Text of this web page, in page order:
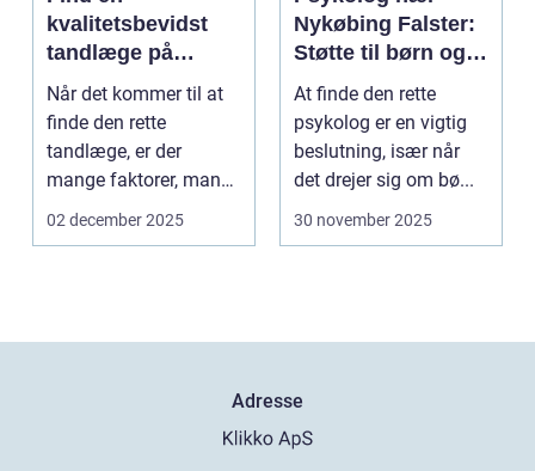
kvalitetsbevidst
tandlæge på
Vesterbro
Når det kommer til at
finde den rette
tandlæge, er der
mange faktorer, man
bør ov...
02 december 2025
Nykøbing Falster:
Støtte til børn og
unge
At finde den rette
psykolog er en vigtig
beslutning, især når
det drejer sig om bø...
30 november 2025
Adresse